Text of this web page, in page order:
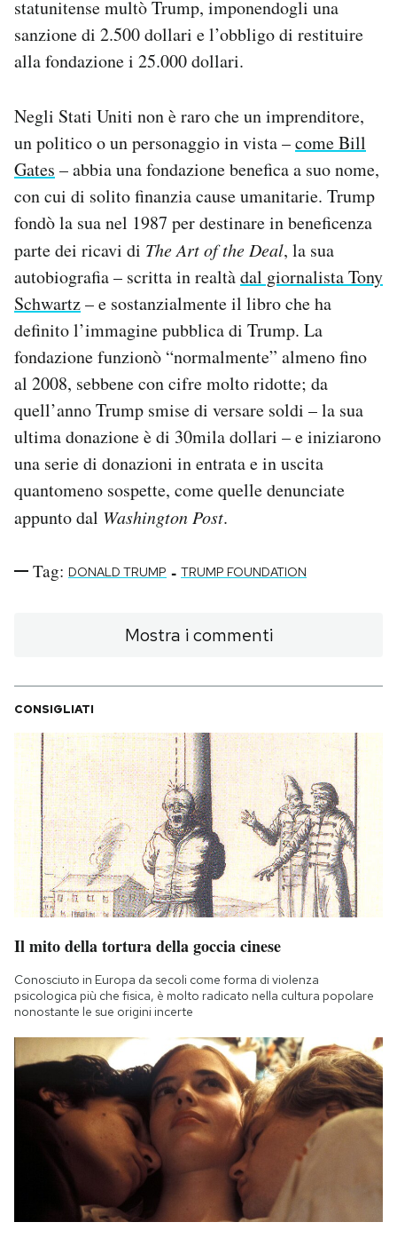
statunitense multò Trump, imponendogli una
sanzione di 2.500 dollari e l’obbligo di restituire
alla fondazione i 25.000 dollari.
Negli Stati Uniti non è raro che un imprenditore,
un politico o un personaggio in vista –come Bill
Gates – abbia una fondazione benefica a suo nome,
con cui di solito finanzia cause umanitarie. Trump
fondò la sua nel 1987 per destinare in beneficenza
parte dei ricavi di The Art of the Deal, la sua
autobiografia – scritta in realtàdal giornalista Tony
Schwartz– e sostanzialmente il libro che ha
definito l’immagine pubblica di Trump. La
fondazione funzionò “normalmente” almeno fino
al 2008, sebbene con cifre molto ridotte; da
quell’anno Trump smise di versare soldi – la sua
ultima donazione è di 30mila dollari – e iniziarono
una serie di donazioni in entrata e in uscita
quantomeno sospette, come quelle denunciate
appunto dal Washington Post.
Tag: DONALD TRUMP - TRUMP FOUNDATION
Mostra i commenti
CONSIGLIATI
Il mito della tortura della goccia cinese
Conosciuto in Europa da secoli come forma di violenza
psicologica più che fisica, è molto radicato nella cultura popolare
nonostante le sue origini incerte